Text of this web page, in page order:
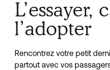
L’essayer,
l’adopter
Rencontrez votre petit
partout avec vos